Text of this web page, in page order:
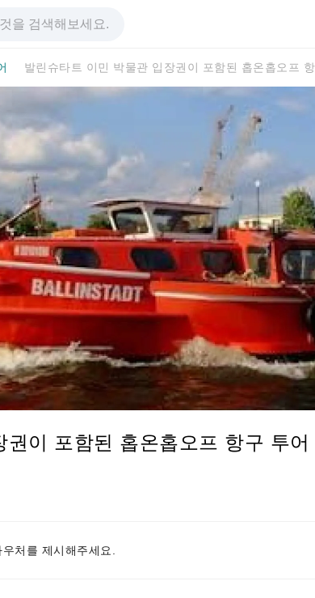
발린슈타트 이민 박물관 입장권이 포함된 홉온홉오프
이 포함된 홉온홉오프 항구 투어
처를 제시해주세요.